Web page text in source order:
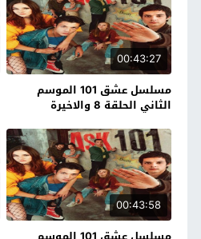
00:43:27
مسلسل عشق 101 الموسم
الثاني الحلقة 8 والاخيرة
00:43:58